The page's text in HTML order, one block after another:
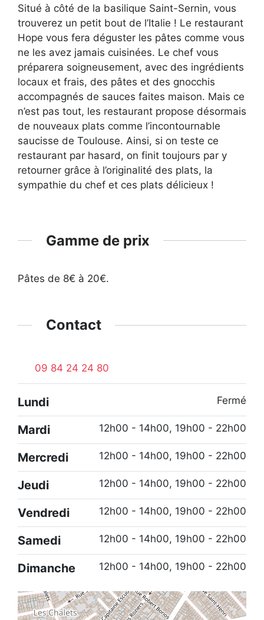
Situé à côté de la basilique Saint-Sernin, vous
trouverez un petit bout de l’Italie ! Le restaurant
Hope vous fera déguster les pâtes comme vous
ne les avez jamais cuisinées. Le chef vous
préparera soigneusement, avec des ingrédients
locaux et frais, des pâtes et des gnocchis
accompagnés de sauces faites maison. Mais ce
n’est pas tout, les restaurant propose désormais
de nouveaux plats comme l’incontournable
saucisse de Toulouse. Ainsi, si on teste ce
restaurant par hasard, on finit toujours par y
retourner grâce à l’originalité des plats, la
sympathie du chef et ces plats délicieux !
Gamme de prix
Pâtes de 8€ à 20€.
Contact
09 84 24 24 80
Lundi Fermé
Mardi 12h00 - 14h00, 19h00 - 22h00
Mercredi 12h00 - 14h00, 19h00 - 22h00
Jeudi 12h00 - 14h00, 19h00 - 22h00
Vendredi 12h00 - 14h00, 19h00 - 22h00
Samedi 12h00 - 14h00, 19h00 - 22h00
Dimanche 12h00 - 14h00, 19h00 - 22h00